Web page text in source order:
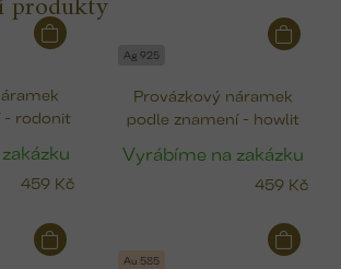
- rodonit
459 Kč
Ag 925
Provázkový náramek
podle znamení - howlit
Vyrábíme na zakázku
459 Kč
Au 585